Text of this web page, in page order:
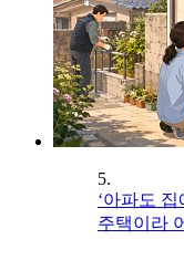
5.
‘아파도
주택이라